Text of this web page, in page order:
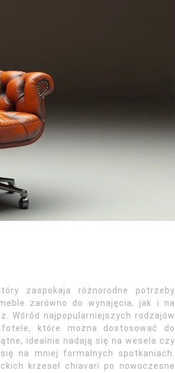
zaspokaja różnorodne potrzeby
zarówno do wynajęcia, jak i na
Wśród najpopularniejszych rodzajów
które można dostosować do
idealnie nadają się na wesela czy
na mniej formalnych spotkaniach.
krzeseł chiavari po nowoczesne